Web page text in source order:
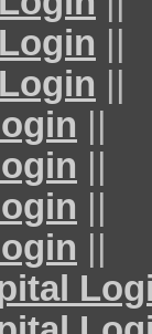
||
||
||
||
||
||